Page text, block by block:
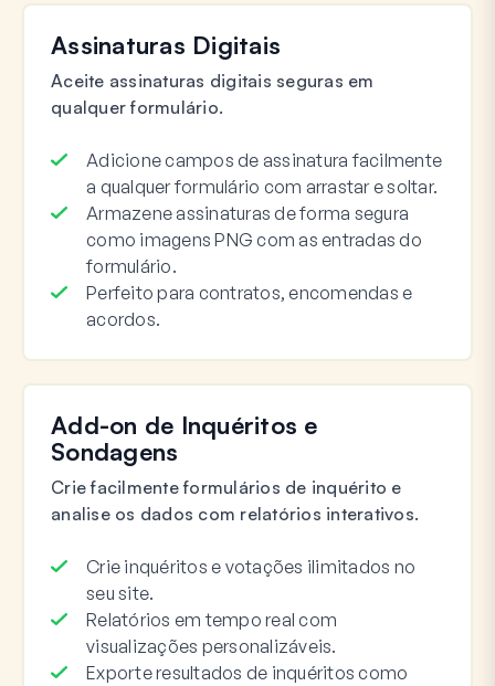
Assinaturas Digitais
Aceite assinaturas digitais seguras em
qualquer formulário.
Adicione campos de assinatura facilmente
a qualquer formulário com arrastar e soltar.
Armazene assinaturas de forma segura
como imagens PNG com as entradas do
formulário.
Perfeito para contratos, encomendas e
acordos.
Add-on de Inquéritos e
Sondagens
Crie facilmente formulários de inquérito e
analise os dados com relatórios interativos.
Crie inquéritos e votações ilimitados no
seu site.
Relatórios em tempo real com
visualizações personalizáveis.
Exporte resultados de inquéritos como